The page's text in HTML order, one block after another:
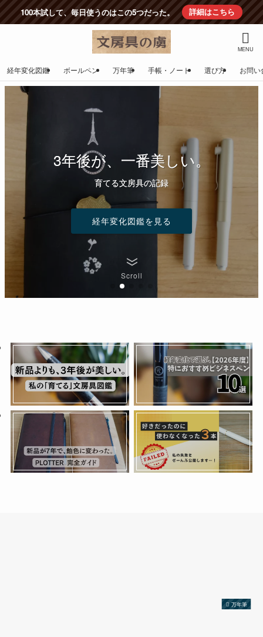
100本試して、毎日使うのはこの5つだった。 詳細はこちら
MENU
経年変化図鑑 ボールペン 万年筆 手帳・ノート 選び方 お問い
3年後が、一番美しい。
育てる文房具の記録
経年変化図鑑を見る
3年後が、一番美しい。
育てる文房具の記録
経年変化図鑑を見る
3年後が、一番美しい。
育てる文房具の記録
経年変化図鑑を見る
3年後が、一番美しい。
育てる文房具の記録
経年変化図鑑を見る
経年変化図鑑を見る
経年変化図鑑を見る
経年変化図鑑を見る
Scroll
万年筆